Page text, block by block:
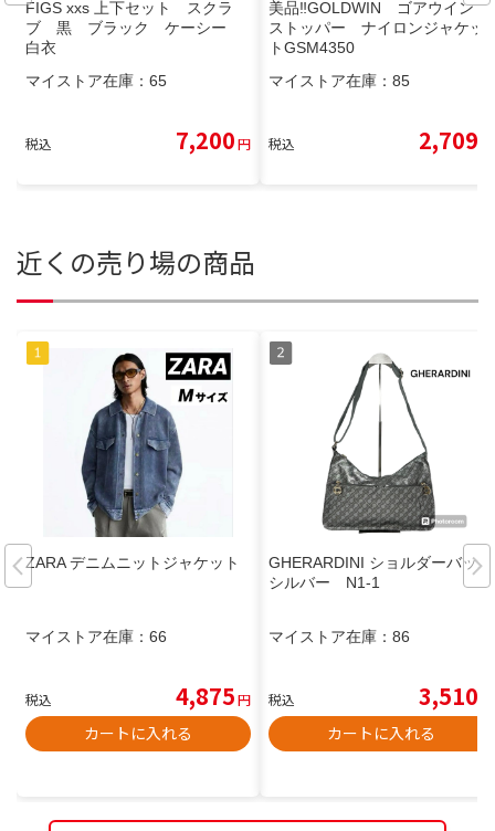
FIGS xxs 上下セット スクラ
ブ 黒 ブラック ケーシー
白衣
マイストア在庫： 65
税込 7,200円
美品‼️GOLDWIN ゴアウインド
ストッパー ナイロンジャケッ
トGSM4350
マイストア在庫： 85
税込 2,709
近くの売り場の商品
ZARA デニムニットジャケット
マイストア在庫： 66
税込 4,875円
カートに入れる
GHERARDINI ショルダーバッグ
シルバー N1-1
マイストア在庫： 86
税込 3,510
カートに入れる